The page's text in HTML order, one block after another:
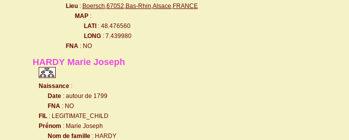
Lieu : Boersch,67052,Bas-Rhin,Alsace,FRANCE
MAP :
LATI : 48.476560
LONG : 7.439980
FNA : NO
HARDY Marie Joseph
Naissance :
Date : autour de 1799
FNA : NO
FIL : LEGITIMATE_CHILD
Prénom : Marie Joseph
Nom de famille : HARDY